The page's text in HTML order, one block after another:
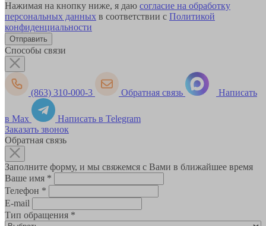
Нажимая на кнопку ниже, я даю согласие на обработку
персональных данных в соответствии с Политикой
конфиденциальности
Способы связи
(863) 310-000-3 Обратная связь Написать
в Max
Написать в Telegram
Заказать звонок
Обратная связь
Заполните форму, и мы свяжемся с Вами в ближайшее время
Ваше имя *
Телефон *
E-mail
Тип обращения *